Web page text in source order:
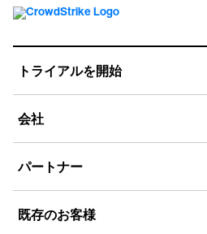
トライアルを開始
会社
パートナー
既存のお客様